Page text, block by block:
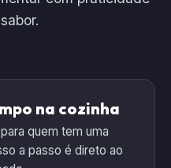
na cozinha
quem tem uma
a passo é direto ao